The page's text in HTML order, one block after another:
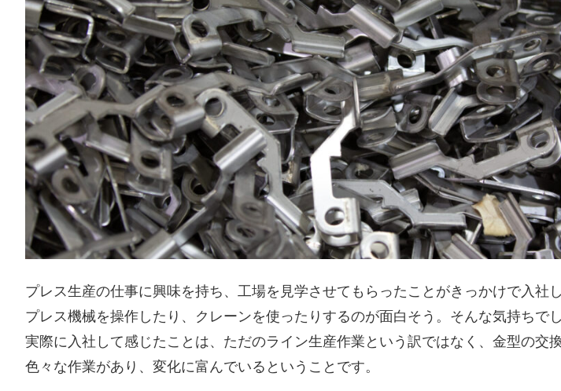
プレス生産の仕事に興味を持ち、工場を見学させてもらったことがきっかけで入社し
プレス機械を操作したり、クレーンを使ったりするのが面白そう。そんな気持ちでし
実際に入社して感じたことは、ただのライン生産作業という訳ではなく、金型の交
色々な作業があり、変化に富んでいるということです。